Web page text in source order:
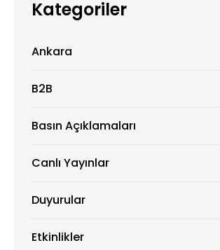
Kategoriler
Ankara
B2B
Basın Açıklamaları
Canlı Yayınlar
Duyurular
Etkinlikler